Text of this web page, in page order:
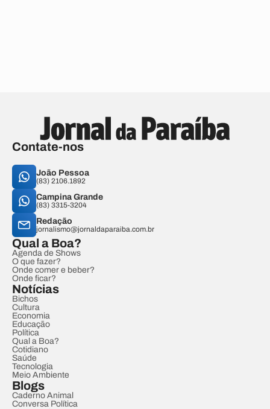
Contate-nos
João Pessoa
(83) 2106.1892
Campina Grande
(83) 3315-3204
Redação
jornalismo@jornaldaparaiba.com.br
Qual a Boa?
Agenda de Shows
O que fazer?
Onde comer e beber?
Onde ficar?
Notícias
Bichos
Cultura
Economia
Educação
Política
Qual a Boa?
Cotidiano
Saúde
Tecnologia
Meio Ambiente
Blogs
Caderno Animal
Conversa Política